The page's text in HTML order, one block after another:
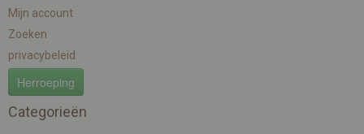
Mijn account
Zoeken
privacybeleid
Herroeping
Categorieën